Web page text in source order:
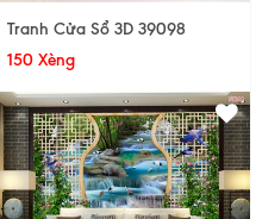
Tranh Cửa Sổ 3D 39098
150 Xèng